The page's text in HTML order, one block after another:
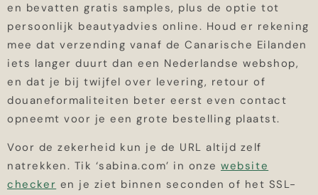
en bevatten gratis samples, plus de optie tot
persoonlijk beautyadvies online. Houd er rekening
mee dat verzending vanaf de Canarische Eilanden
iets langer duurt dan een Nederlandse webshop,
en dat je bij twijfel over levering, retour of
douaneformaliteiten beter eerst even contact
opneemt voor je een grote bestelling plaatst.
Voor de zekerheid kun je de URL altijd zelf
natrekken. Tik ‘sabina.com’ in onze website
checker en je ziet binnen seconden of het SSL-